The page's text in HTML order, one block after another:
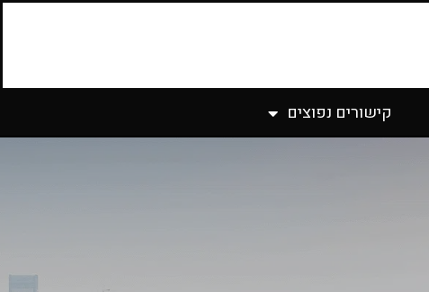
קישורים נפוצים